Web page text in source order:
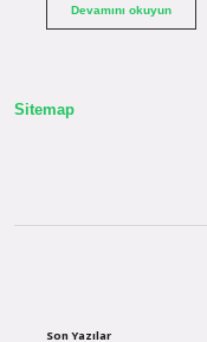
Devamını okuyunEczane
Sitemap
Son Yazılar